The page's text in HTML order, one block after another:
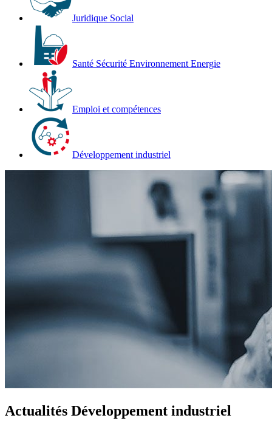
Juridique Social
Santé Sécurité Environnement Energie
Emploi et compétences
Développement industriel
Actualités Développement industriel